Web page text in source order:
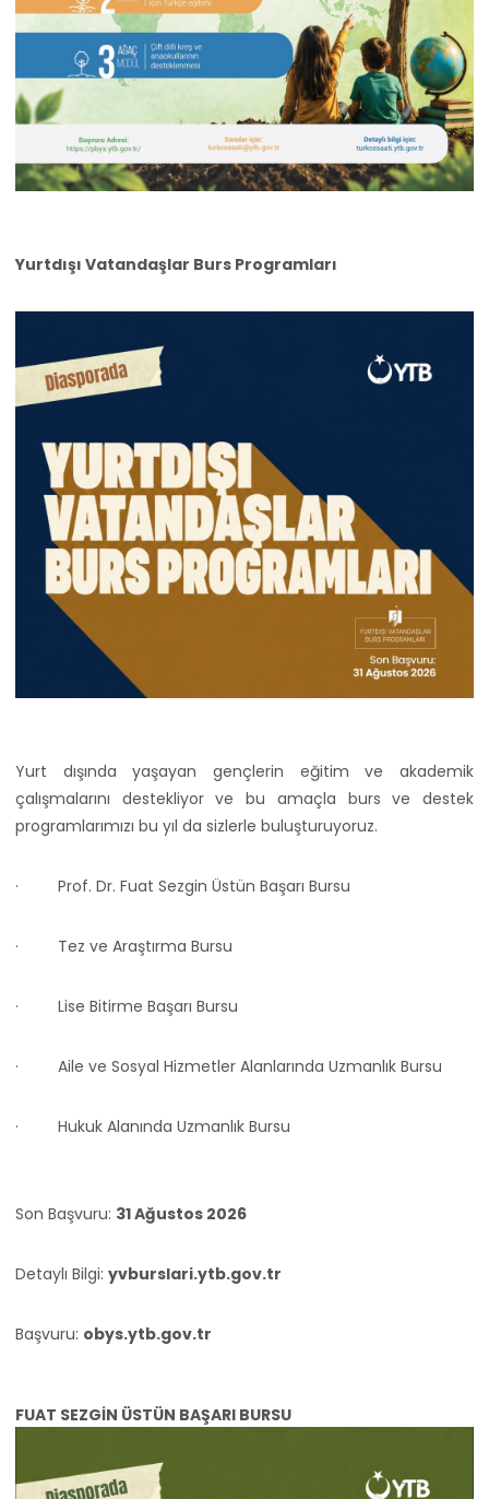
Yurtdışı Vatandaşlar Burs Programları
Yurt dışında yaşayan gençlerin eğitim ve akademik
çalışmalarını destekliyor ve bu amaçla burs ve destek
programlarımızı bu yıl da sizlerle buluşturuyoruz.
· Prof. Dr. Fuat Sezgin Üstün Başarı Bursu
· Tez ve Araştırma Bursu
· Lise Bitirme Başarı Bursu
· Aile ve Sosyal Hizmetler Alanlarında Uzmanlık Bursu
· Hukuk Alanında Uzmanlık Bursu
Son Başvuru: 31 Ağustos 2026
Detaylı Bilgi: yvburslari.ytb.gov.tr
Başvuru: obys.ytb.gov.tr
FUAT SEZGİN ÜSTÜN BAŞARI BURSU